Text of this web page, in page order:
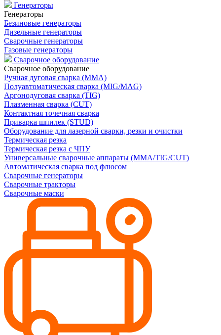
Генераторы
Генераторы
Безиновые генераторы
Дизельные генераторы
Сварочные генераторы
Газовые генераторы
Сварочное оборудование
Сварочное оборудование
Ручная дуговая сварка (MMA)
Полуавтоматическая сварка (MIG/MAG)
Аргонодуговая сварка (TIG)
Плазменная сварка (CUT)
Контактная точечная сварка
Приварка шпилек (STUD)
Оборудование для лазерной сварки, резки и очистки
Термическая резка
Термическая резка с ЧПУ
Универсальные сварочные аппараты (MMA/TIG/CUT)
Автоматическая сварка под флюсом
Сварочные генераторы
Сварочные тракторы
Сварочные маски